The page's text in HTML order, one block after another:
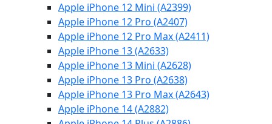
Apple iPhone 12 Mini (A2399)
Apple iPhone 12 Pro (A2407)
Apple iPhone 12 Pro Max (A2411)
Apple iPhone 13 (A2633)
Apple iPhone 13 Mini (A2628)
Apple iPhone 13 Pro (A2638)
Apple iPhone 13 Pro Max (A2643)
Apple iPhone 14 (A2882)